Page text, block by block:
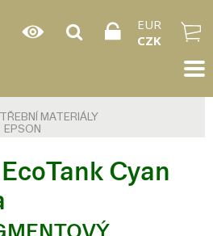
EUR
CZK
MATERIÁLY
EPSON
Cyan